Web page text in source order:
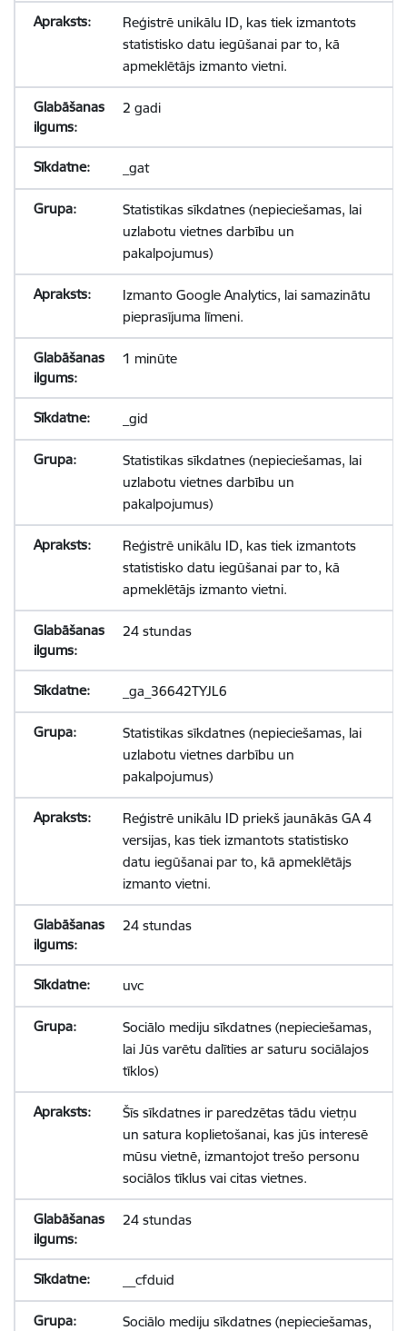
Reģistrē unikālu ID, kas tiek izmantots
statistisko datu iegūšanai par to, kā
apmeklētājs izmanto vietni.
2 gadi
_gat
Statistikas sīkdatnes (nepieciešamas, lai
uzlabotu vietnes darbību un
pakalpojumus)
Izmanto Google Analytics, lai samazinātu
pieprasījuma līmeni.
1 minūte
_gid
Statistikas sīkdatnes (nepieciešamas, lai
uzlabotu vietnes darbību un
pakalpojumus)
Reģistrē unikālu ID, kas tiek izmantots
statistisko datu iegūšanai par to, kā
apmeklētājs izmanto vietni.
24 stundas
_ga_36642TYJL6
Statistikas sīkdatnes (nepieciešamas, lai
uzlabotu vietnes darbību un
pakalpojumus)
Reģistrē unikālu ID priekš jaunākās GA 4
versijas, kas tiek izmantots statistisko
datu iegūšanai par to, kā apmeklētājs
izmanto vietni.
24 stundas
uvc
Sociālo mediju sīkdatnes (nepieciešamas,
lai Jūs varētu dalīties ar saturu sociālajos
tīklos)
Šīs sīkdatnes ir paredzētas tādu vietņu
un satura koplietošanai, kas jūs interesē
mūsu vietnē, izmantojot trešo personu
sociālos tīklus vai citas vietnes.
24 stundas
__cfduid
Sociālo mediju sīkdatnes (nepieciešamas,